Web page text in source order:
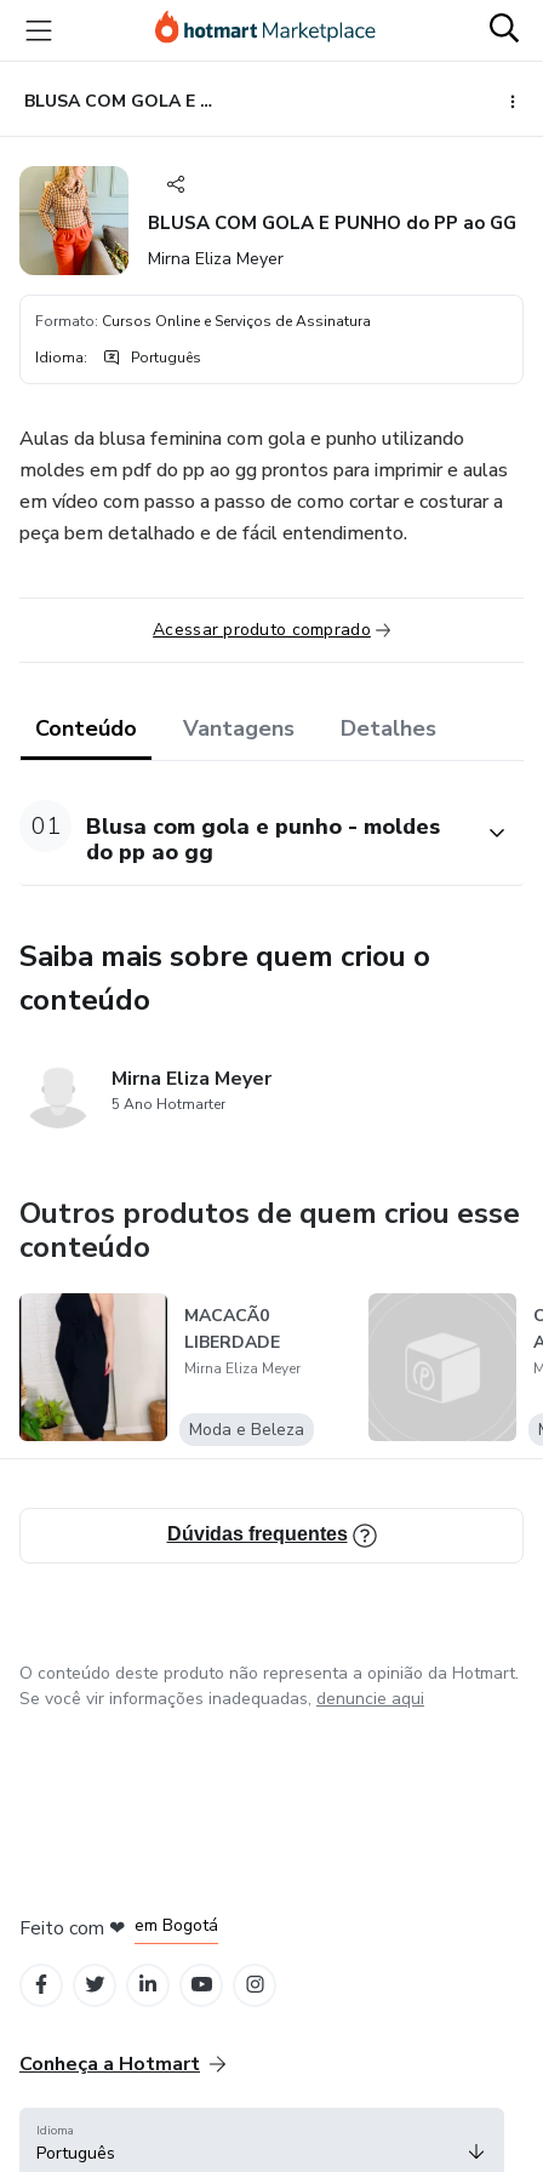
para
conteúdo
principal
para
pagamento
para
rodapé
BLUSA COM GOLA E PUNHO do PP ao GG
BLUSA COM GOLA E PUNHO do PP ao GG
Mirna Eliza Meyer
Formato: Cursos Online e Serviços de Assinatura
Idioma: Português
Aulas da blusa feminina com gola e punho utilizando
moldes em pdf do pp ao gg prontos para imprimir e aulas
em vídeo com passo a passo de como cortar e costurar a
peça bem detalhado e de fácil entendimento.
Acessar produto comprado
Conteúdo Vantagens Detalhes
01
Blusa com gola e punho - moldes
do pp ao gg
Saiba mais sobre quem criou o
conteúdo
Mirna Eliza Meyer
5 Ano Hotmarter
Outros produtos de quem criou esse
conteúdo
MACACÃ0
LIBERDADE
Mirna Eliza Meyer
Moda e Beleza
Dúvidas frequentes
O conteúdo deste produto não representa a opinião da Hotmart.
Se você vir informações inadequadas, denuncie aqui
Feito com ❤ em Bogotá
Conheça a Hotmart
Idioma
Português